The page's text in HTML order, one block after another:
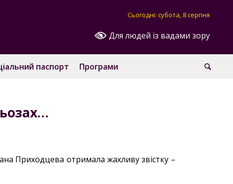
Для людей із вадами зору
Сьогодні: субота, 8 серпня
паспорт Програми
Приходцева отримала жахливу звістку –